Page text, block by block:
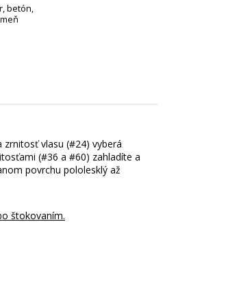
betón
vlasu (#24) vyberá
(#36 a #60) zahladíte a
povrchu pololesklý až
štokovaním.